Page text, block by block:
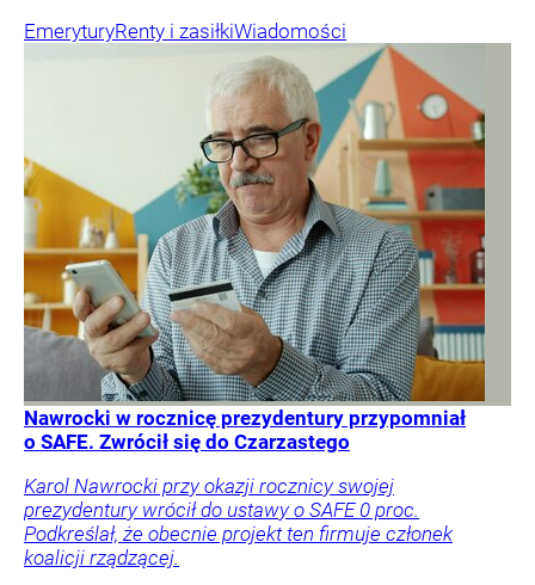
EmeryturyRenty i zasiłkiWiadomości
Nawrocki w rocznicę prezydentury przypomniał
o SAFE. Zwrócił się do Czarzastego
Karol Nawrocki przy okazji rocznicy swojej
prezydentury wrócił do ustawy o SAFE 0 proc.
Podkreślał, że obecnie projekt ten firmuje członek
koalicji rządzącej.